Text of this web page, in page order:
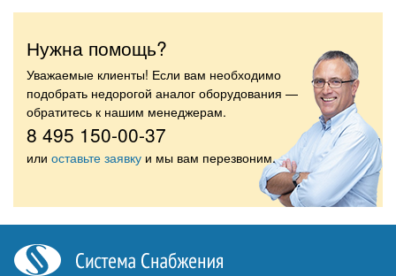
Нужна помощь?
Уважаемые клиенты! Если вам необходимо
подобрать недорогой аналог оборудования —
обратитесь к нашим менеджерам.
8 495 150-00-37
или оставьте заявку и мы вам перезвоним.